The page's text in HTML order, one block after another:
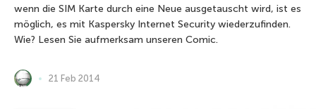
wenn die SIM Karte durch eine Neue ausgetauscht wird, ist es
möglich, es mit Kaspersky Internet Security wiederzufinden.
Wie? Lesen Sie aufmerksam unseren Comic.
21 Feb 2014